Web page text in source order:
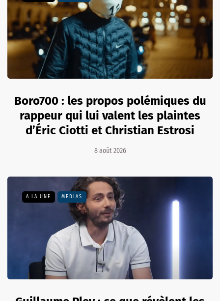
Boro700 : les propos polémiques du
rappeur qui lui valent les plaintes
d’Éric Ciotti et Christian Estrosi
8 août 2026
A LA UNE MÉDIAS